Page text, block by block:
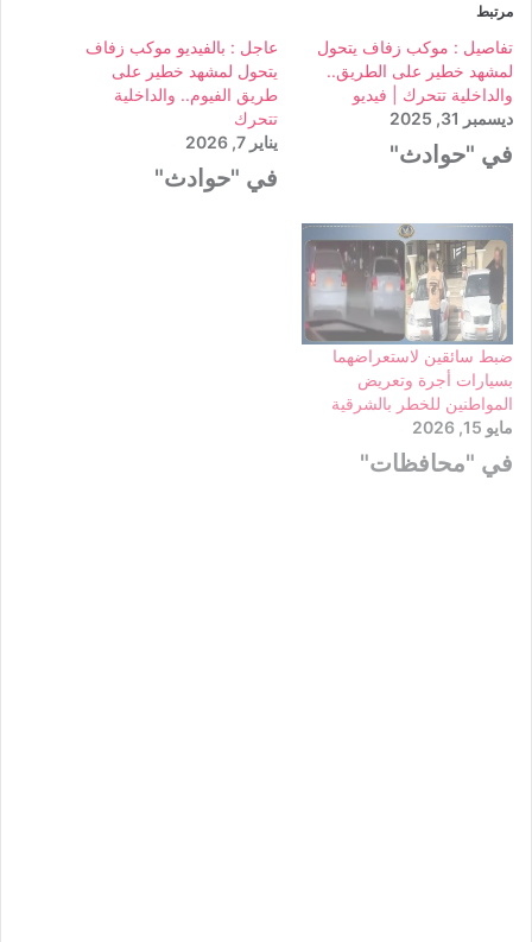
مرتبط
تفاصيل : موكب زفاف يتحول
لمشهد خطير على الطريق..
والداخلية تتحرك | فيديو
ديسمبر 31, 2025
في "حوادث"
عاجل : بالفيديو موكب زفاف
يتحول لمشهد خطير على
طريق الفيوم.. والداخلية
تتحرك
يناير 7, 2026
في "حوادث"
ضبط سائقين لاستعراضهما
بسيارات أجرة وتعريض
المواطنين للخطر بالشرقية
مايو 15, 2026
في "محافظات"